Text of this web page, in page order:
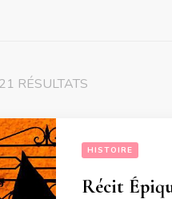
RÉSULTATS
HISTOIRE
Récit